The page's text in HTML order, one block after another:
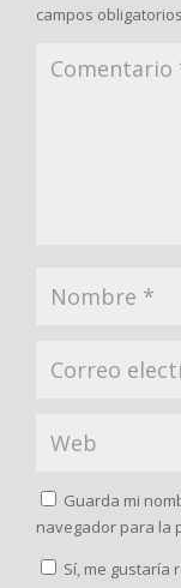
campos
Guarda mi
navegador para la
Sí, me gustaría